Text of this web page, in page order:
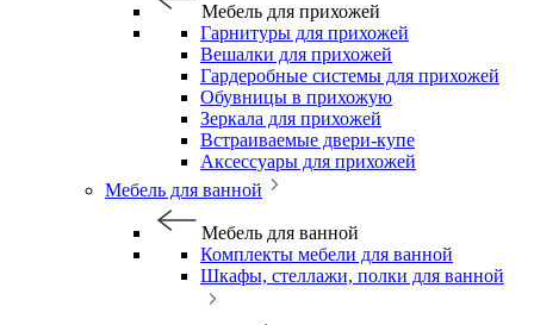
Мебель для прихожей
Гарнитуры для прихожей
Вешалки для прихожей
Гардеробные системы для прихожей
Обувницы в прихожую
Зеркала для прихожей
Встраиваемые двери-купе
Аксессуары для прихожей
Мебель для ванной
Мебель для ванной
Комплекты мебели для ванной
Шкафы, стеллажи, полки для ванной